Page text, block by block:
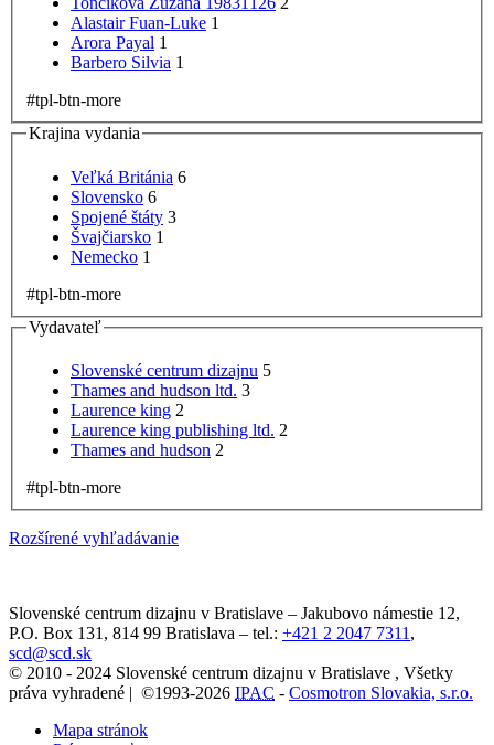
Alastair Fuan-Luke 1
Arora Payal 1
Barbero Silvia 1
#tpl-btn-more
Krajina vydania
Veľká Británia 6
Slovensko 6
Spojené štáty 3
Švajčiarsko 1
Nemecko 1
#tpl-btn-more
Vydavateľ
Slovenské centrum dizajnu 5
Thames and hudson ltd. 3
Laurence king 2
Laurence king publishing ltd. 2
Thames and hudson 2
#tpl-btn-more
Rozšírené vyhľadávanie
Slovenské centrum dizajnu v Bratislave – Jakubovo námestie 12,
P.O. Box 131, 814 99 Bratislava – tel.: +421 2 2047 7311 ,
scd@scd.sk
© 2010 - 2024 Slovenské centrum dizajnu v Bratislave , Všetky
práva vyhradené | ©1993-2026 IPAC - Cosmotron Slovakia, s.r.o.
Mapa stránok